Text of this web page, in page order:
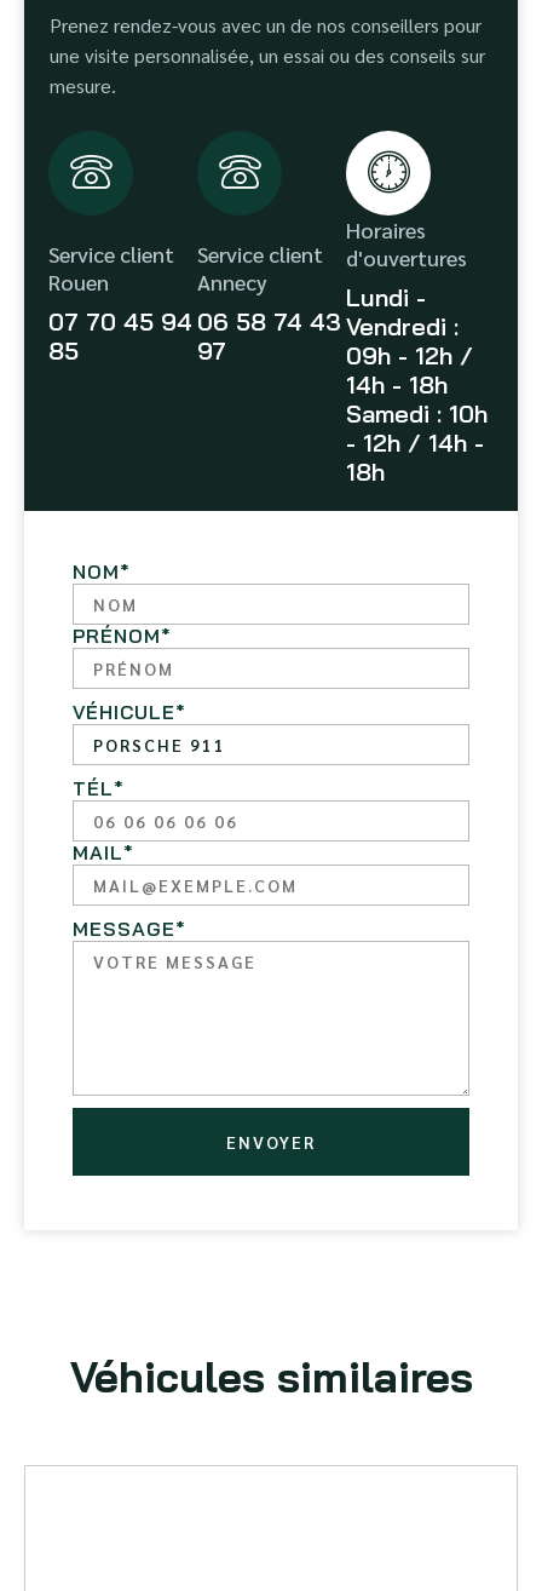
Prenez rendez-vous avec un de nos conseillers pour
une visite personnalisée, un essai ou des conseils sur
mesure.
Service client
Rouen
07 70 45 94
85
Service client
Annecy
06 58 74 43
97
Horaires
d'ouvertures
Lundi -
Vendredi :
09h - 12h /
14h - 18h
Samedi : 10h
- 12h / 14h -
18h
NOM*
PRÉNOM*
VÉHICULE*
TÉL*
MAIL*
MESSAGE*
ENVOYER
Véhicules similaires